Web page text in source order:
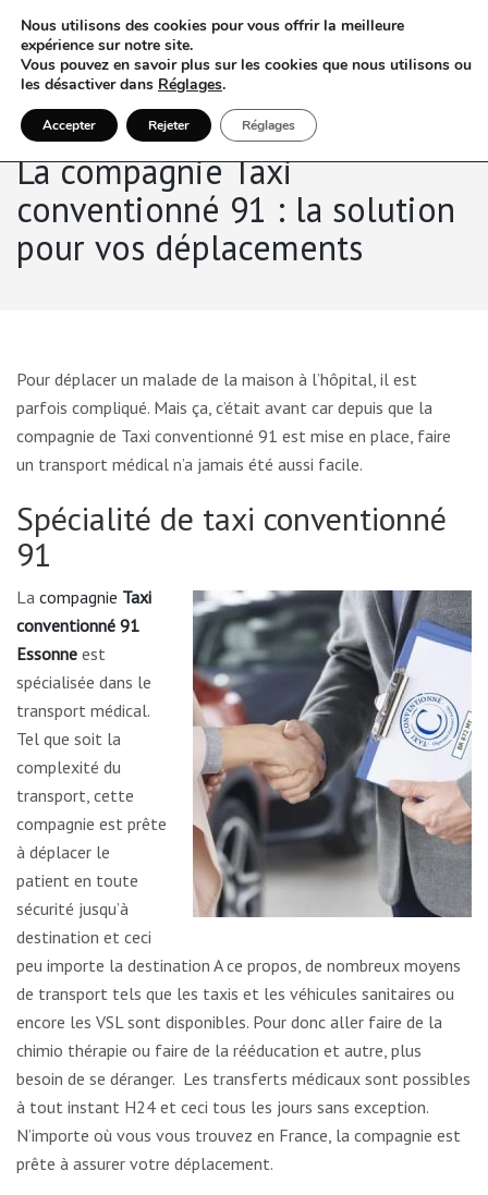
La compagnie Taxi
conventionné 91 : la solution
pour vos déplacements
Pour déplacer un malade de la maison à l’hôpital, il est
parfois compliqué. Mais ça, c’était avant car depuis que la
compagnie de Taxi conventionné 91 est mise en place, faire
un transport médical n’a jamais été aussi facile.
Spécialité de taxi conventionné
91
La compagnie Taxi
conventionné 91
Essonne est
spécialisée dans le
transport médical.
Tel que soit la
complexité du
transport, cette
compagnie est prête
à déplacer le
patient en toute
sécurité jusqu’à
destination et ceci
peu importe la destination A ce propos, de nombreux moyens
de transport tels que les taxis et les véhicules sanitaires ou
encore les VSL sont disponibles. Pour donc aller faire de la
chimio thérapie ou faire de la rééducation et autre, plus
besoin de se déranger. Les transferts médicaux sont possibles
à tout instant H24 et ceci tous les jours sans exception.
N’importe où vous vous trouvez en France, la compagnie est
prête à assurer votre déplacement.
Nous utilisons des cookies pour vous offrir la meilleure
expérience sur notre site.
Vous pouvez en savoir plus sur les cookies que nous utilisons ou
les désactiver dans Réglages.
Accepter Rejeter Réglages